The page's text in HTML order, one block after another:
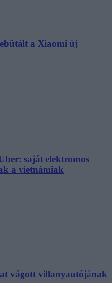
a Xiaomi új
saját elektromos
a vietnámiak
vágott villanyautójának